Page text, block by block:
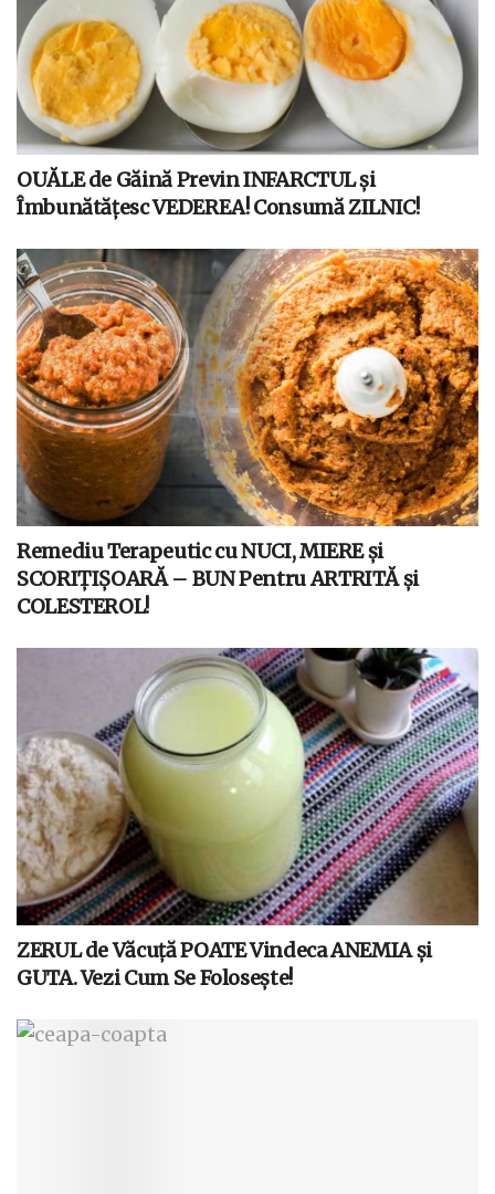
OUĂLE de Găină Previn INFARCTUL și
Îmbunătățesc VEDEREA! Consumă ZILNIC!
Remediu Terapeutic cu NUCI, MIERE și
SCORIȚIȘOARĂ – BUN Pentru ARTRITĂ și
COLESTEROL!
ZERUL de Văcuță POATE Vindeca ANEMIA și
GUTA. Vezi Cum Se Folosește!